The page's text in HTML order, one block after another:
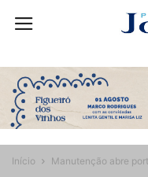
Início Manutenção abre